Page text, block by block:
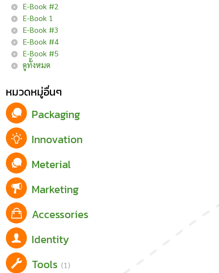
E-Book #2
E-Book 1
E-Book #3
E-Book #4
E-Book #5
ดูทั้งหมด
หมวดหมู่อื่นๆ
Packaging
Innovation
Meterial
Marketing
Accessories
Identity
Tools (1)